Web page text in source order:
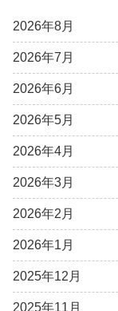
2026年8月
2026年7月
2026年6月
2026年5月
2026年4月
2026年3月
2026年2月
2026年1月
2025年12月
2025年11月